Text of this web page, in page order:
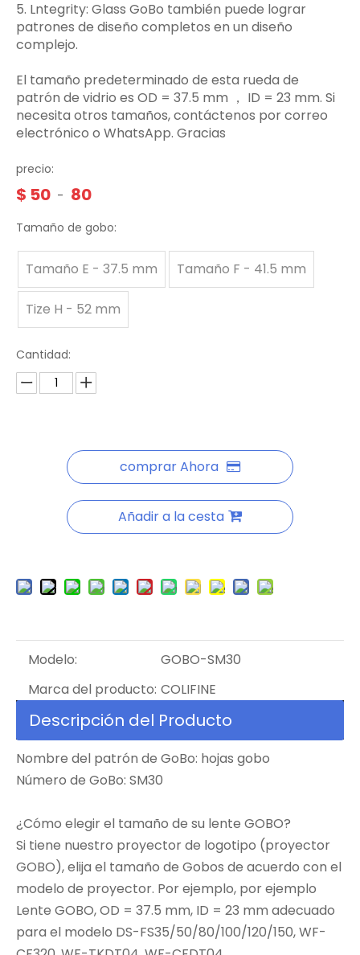
5. Lntegrity: Glass GoBo también puede lograr
patrones de diseño completos en un diseño
complejo.
El tamaño predeterminado de esta rueda de
patrón de vidrio es OD = 37.5 mm ， ID = 23 mm. Si
necesita otros tamaños, contáctenos por correo
electrónico o WhatsApp. Gracias
precio:
$ 50 - 80
Tamaño de gobo:
Tamaño E - 37.5 mm Tamaño F - 41.5 mm
Tize H - 52 mm
Cantidad:
comprar Ahora
Añadir a la cesta
Modelo:
GOBO-SM30
Marca del producto: COLIFINE
Descripción del Producto
Nombre del patrón de GoBo: hojas gobo
Número de GoBo: SM30
¿Cómo elegir el tamaño de su lente GOBO?
Si tiene nuestro proyector de logotipo (proyector
GOBO), elija el tamaño de Gobos de acuerdo con el
modelo de proyector. Por ejemplo, por ejemplo
Lente GOBO, OD = 37.5 mm, ID = 23 mm adecuado
para el modelo DS-FS35/50/80/100/120/150, WF-